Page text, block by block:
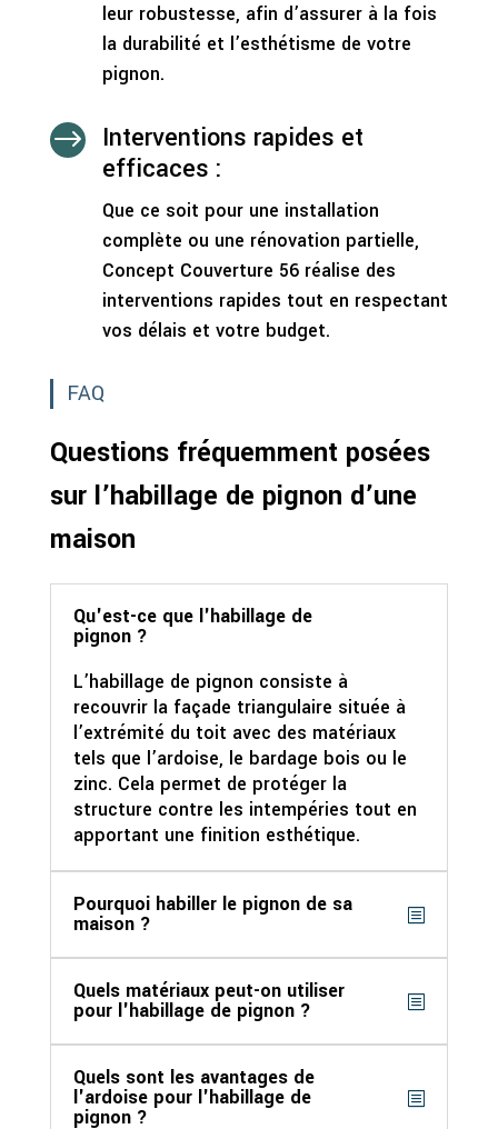
leur robustesse, afin d’assurer à la fois
la durabilité et l’esthétisme de votre
pignon.
$ Interventions rapides et
efficaces :
Que ce soit pour une installation
complète ou une rénovation partielle,
Concept Couverture 56 réalise des
interventions rapides tout en respectant
vos délais et votre budget.
FAQ
Questions fréquemment posées
sur l’habillage de pignon d’une
maison
Qu'est-ce que l'habillage de
pignon ?
L’habillage de pignon consiste à
recouvrir la façade triangulaire située à
l’extrémité du toit avec des matériaux
tels que l’ardoise, le bardage bois ou le
zinc. Cela permet de protéger la
structure contre les intempéries tout en
apportant une finition esthétique.
Pourquoi habiller le pignon de sa
maison ?
Quels matériaux peut-on utiliser
pour l'habillage de pignon ?
Quels sont les avantages de
l'ardoise pour l'habillage de
pignon ?